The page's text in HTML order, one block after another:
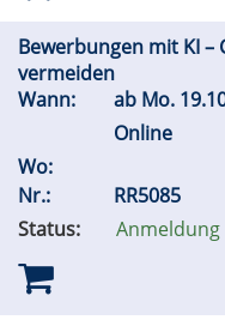
Bewerbungen mit KI –
vermeiden
Wann:
ab Mo.
Online
Wo:
Nr.:
RR5085
Status: